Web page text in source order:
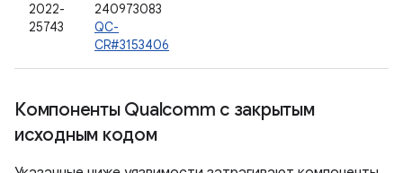
2022-
25743
240973083
QC-
CR#3153406
Компоненты Qualcomm с закрытым
исходным кодом